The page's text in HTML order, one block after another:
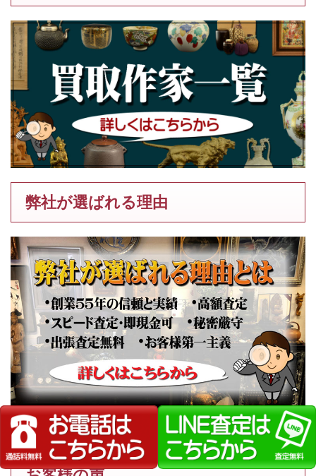
弊社が選ばれる理由
川本淑子の作品を高価買取いたします【画家】